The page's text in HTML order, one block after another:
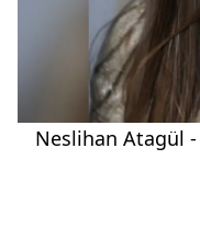
Neslihan Atagül -